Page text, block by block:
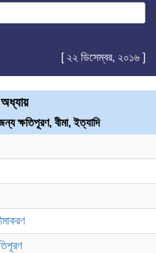
[ ২২ ডিসেম্বর, ২০১৬ ]
ক্ষতিপূরণ, বীমা, ইত্যাদি